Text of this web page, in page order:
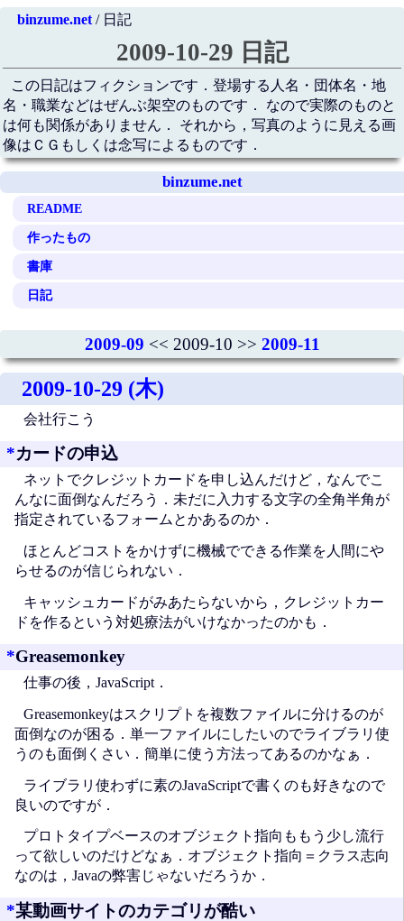
binzume.net/ 日記
2009-10-29 日記
この日記はフィクションです．登場する人名・団体名・地
名・職業などはぜんぶ架空のものです． なので実際のものと
は何も関係がありません． それから，写真のように見える画
像はＣＧもしくは念写によるものです．
binzume.net
README
作ったもの
書庫
日記
2009-09 << 2009-10 >> 2009-11
2009-10-29 (木)
会社行こう
*カードの申込
ネットでクレジットカードを申し込んだけど，なんでこ
んなに面倒なんだろう．未だに入力する文字の全角半角が
指定されているフォームとかあるのか．
ほとんどコストをかけずに機械でできる作業を人間にや
らせるのが信じられない．
キャッシュカードがみあたらないから，クレジットカー
ドを作るという対処療法がいけなかったのかも．
*Greasemonkey
仕事の後，JavaScript．
Greasemonkeyはスクリプトを複数ファイルに分けるのが
面倒なのが困る．単一ファイルにしたいのでライブラリ使
うのも面倒くさい．簡単に使う方法ってあるのかなぁ．
ライブラリ使わずに素のJavaScriptで書くのも好きなので
良いのですが．
プロトタイプベースのオブジェクト指向ももう少し流行
って欲しいのだけどなぁ．オブジェクト指向＝クラス志向
なのは，Javaの弊害じゃないだろうか．
*某動画サイトのカテゴリが酷い